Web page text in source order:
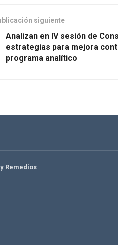
siguiente
Analizan en IV sesión de
estrategias para mejora
programa analítico
Remedios